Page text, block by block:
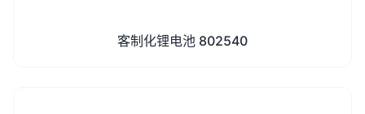
客制化锂电池 802540